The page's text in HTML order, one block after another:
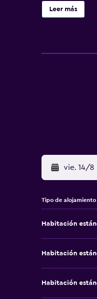
gratis. Los
practicar las
Leer más
vie. 14/8
Tipo de alojamiento
Habitación
Habitación
Habitación